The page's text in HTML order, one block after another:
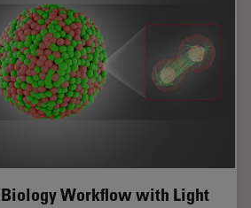
Biology Workflow with Light